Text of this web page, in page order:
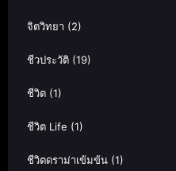
จิตวิทยา (2)
ชีวประวัติ (19)
ชีวิต (1)
ชีวิต Life (1)
ชีวิตดราม่าเข้มข้น (1)